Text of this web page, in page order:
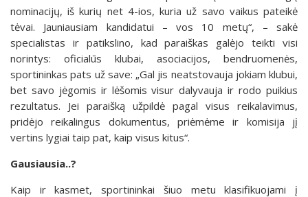
nominacijų, iš kurių net 4-ios, kuria už savo vaikus pateikė
tėvai. Jauniausiam kandidatui – vos 10 metų“, – sakė
specialistas ir patikslino, kad paraiškas galėjo teikti visi
norintys: oficialūs klubai, asociacijos, bendruomenės,
sportininkas pats už save: „Gal jis neatstovauja jokiam klubui,
bet savo jėgomis ir lėšomis visur dalyvauja ir rodo puikius
rezultatus. Jei paraišką užpildė pagal visus reikalavimus,
pridėjo reikalingus dokumentus, priėmėme ir komisija jį
vertins lygiai taip pat, kaip visus kitus“.
Gausiausia..?
Kaip ir kasmet, sportininkai šiuo metu klasifikuojami į